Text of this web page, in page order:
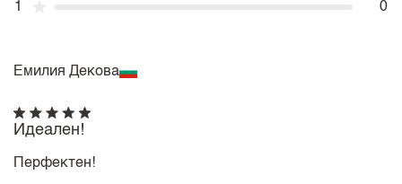
1 0
Емилия Декова
Идеален!
Перфектен!